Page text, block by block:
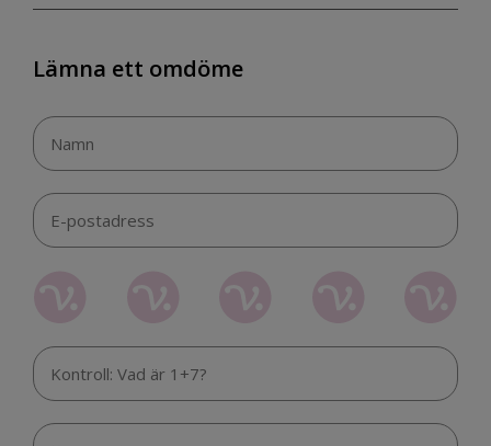
Lämna ett omdöme